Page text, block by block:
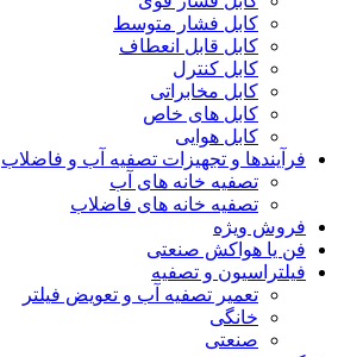
کابل فشار متوسط
کابل قابل انعطاف
کابل کنترل
کابل مخابراتی
کابل های خاص
کابل هوایی
فرآیندها و تجهیزات تصفیه آب و فاضلاب
تصفیه خانه های آب
تصفیه خانه های فاضلاب
فروش ویژه
فن یا هواکش صنعتی
فیلتراسیون و تصفیه
تعمیر تصفیه آب و تعویض فیلتر
خانگی
صنعتی